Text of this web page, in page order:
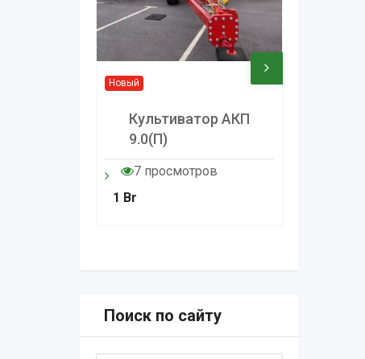
Новый
Культиватор АКП
9.0(п)
7 просмотров
1 Br
Поиск по сайту